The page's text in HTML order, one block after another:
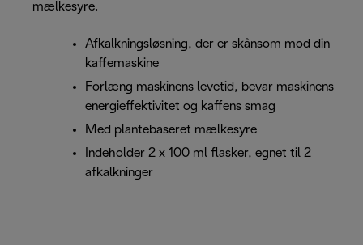
mælkesyre.
Afkalkningsløsning, der er skånsom mod din
kaffemaskine
Forlæng maskinens levetid, bevar maskinens
energieffektivitet og kaffens smag
Med plantebaseret mælkesyre
Indeholder 2 x 100 ml flasker, egnet til 2
afkalkninger